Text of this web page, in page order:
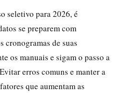
seletivo para 2026, é
se preparem com
cronogramas de suas
os manuais e sigam o passo a
erros comuns e manter a
que aumentam as